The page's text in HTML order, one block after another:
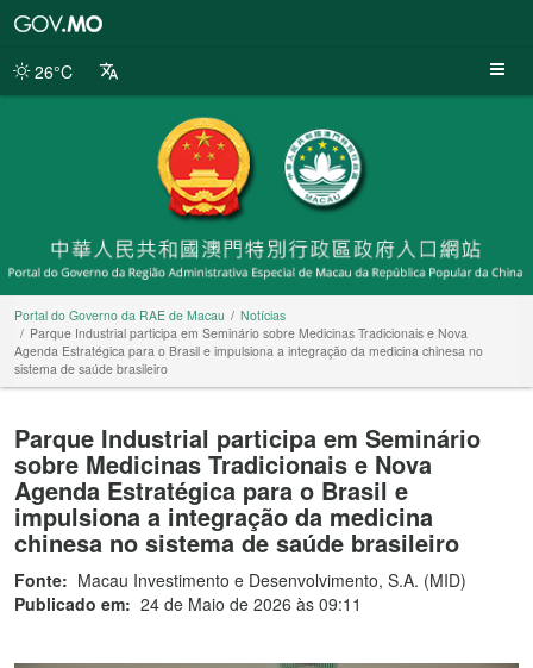
da
26°C
Portal do Governo da RAE de Macau
Notícias
Parque Industrial participa em Seminário sobre Medicinas Tradicionais e Nova
Agenda Estratégica para o Brasil e impulsiona a integração da medicina chinesa no
sistema de saúde brasileiro
Parque Industrial participa em Seminário
sobre Medicinas Tradicionais e Nova
Agenda Estratégica para o Brasil e
impulsiona a integração da medicina
chinesa no sistema de saúde brasileiro
Fonte: Macau Investimento e Desenvolvimento, S.A. (MID)
Publicado em: 24 de Maio de 2026 às 09:11